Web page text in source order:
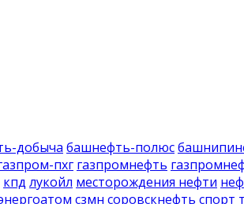
добыча башнефть-полюс
пхг газпромнефть
кпд лукойл месторождения нефти
сзмн соровскнефть спорт